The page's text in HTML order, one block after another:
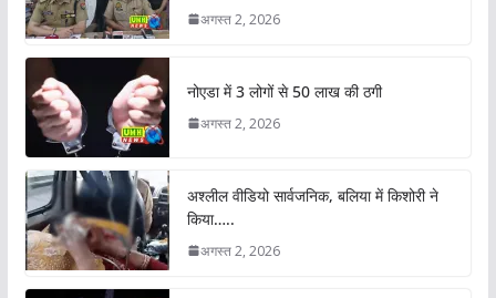
अगस्त 2, 2026
नोएडा में 3 लोगों से 50 लाख की ठगी
अगस्त 2, 2026
अश्लील वीडियो सार्वजनिक, बलिया में किशोरी ने
किया…..
अगस्त 2, 2026